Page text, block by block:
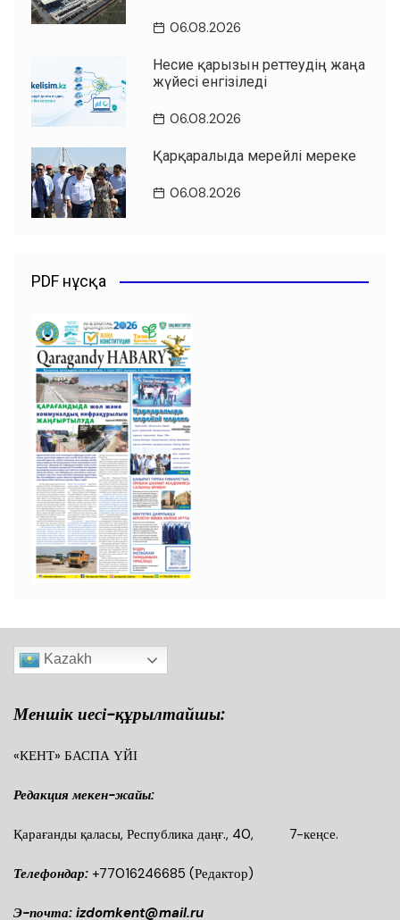
06.08.2026
Несие қарызын реттеудің жаңа
жүйесі енгізіледі
06.08.2026
Қарқаралыда мерейлі мереке
06.08.2026
PDF нұсқа
Kazakh
Меншік иесі-құрылтайшы:
«КЕНТ» БАСПА ҮЙІ
Редакция мекен-жайы:
Қарағанды қаласы, Республика даңғ., 40, 7-кеңсе.
Телефондар: +77016246685 (Редактор)
Э-почта: izdomkent@mail.ru